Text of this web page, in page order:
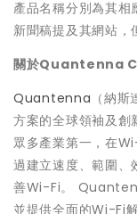
產品名稱分別為其相
新聞稿提及其網站，
關於Quantenna
Quantenna （納
方案的全球領袖及
眾多產業第一，在
過建立速度、範圍、
善Wi-Fi。
並提供全面的Wi-Fi